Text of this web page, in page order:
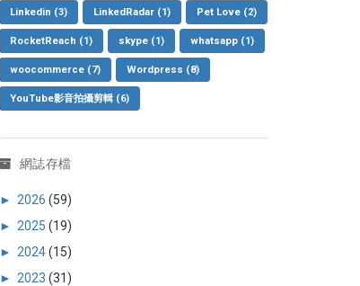
Linkedin (3) LinkedRadar (1) Pet Love (2)
RocketReach (1) skype (1) whatsapp (1)
woocommerce (7) Wordpress (8)
YouTube影音拍攝剪輯 (6)
網誌存檔
► 2026 (59)
► 2025 (19)
► 2024(15)
► 2023 (31)